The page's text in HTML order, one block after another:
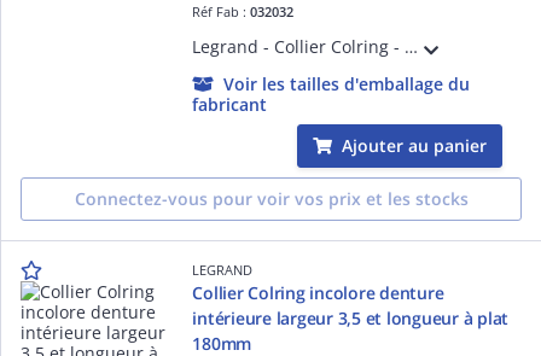
Réf Fab :032032
Legrand - Collier Colring - dent int polyamide 6/6 - l 2,4 - L 180 - incolore (blist)
Voir les tailles d'emballage du
fabricant
Ajouter au panier
Connectez-vous pour voir vos prix et les stocks
LEGRAND
Collier Colring incolore denture
intérieure largeur 3,5 et longueur à plat
180mm